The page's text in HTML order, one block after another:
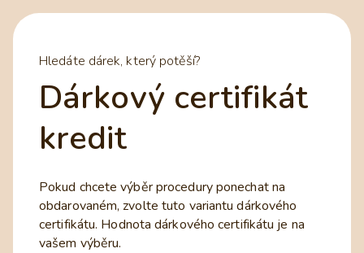
Hledáte dárek, který potěší?
Dárkový certifikát
kredit
Pokud chcete výběr procedury ponechat na
obdarovaném, zvolte tuto variantu dárkového
certifikátu. Hodnota dárkového certifikátu je na
vašem výběru.